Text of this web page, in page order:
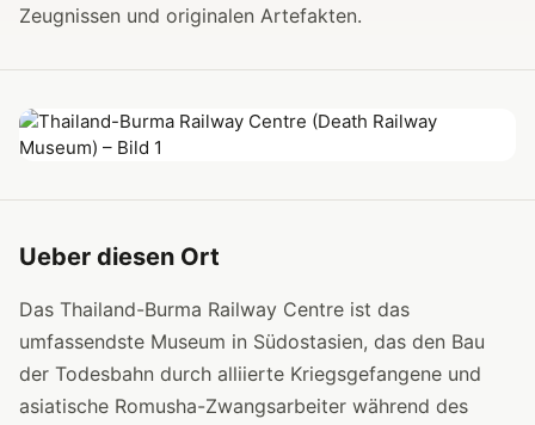
Zeugnissen und originalen Artefakten.
Ueber diesen Ort
Das Thailand-Burma Railway Centre ist das
umfassendste Museum in Südostasien, das den Bau
der Todesbahn durch alliierte Kriegsgefangene und
asiatische Romusha-Zwangsarbeiter während des